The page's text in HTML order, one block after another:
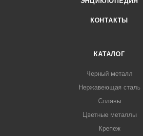
КОНТАКТЫ
КАТАЛОГ
Черный металл
Нержавеющая сталь
Сплавы
Цветные металлы
Крепеж